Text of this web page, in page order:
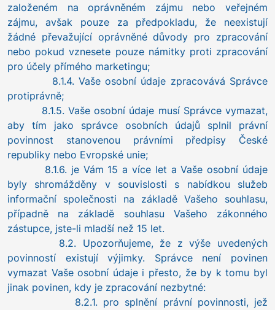
založeném na oprávněném zájmu nebo veřejném
zájmu, avšak pouze za předpokladu, že neexistují
žádné převažující oprávněné důvody pro zpracování
nebo pokud vznesete pouze námitky proti zpracování
pro účely přímého marketingu;
8.1.4. Vaše osobní údaje zpracovává Správce
protiprávně;
8.1.5. Vaše osobní údaje musí Správce vymazat,
aby tím jako správce osobních údajů splnil právní
povinnost stanovenou právními předpisy České
republiky nebo Evropské unie;
8.1.6. je Vám 15 a více let a Vaše osobní údaje
byly shromážděny v souvislosti s nabídkou služeb
informační společnosti na základě Vašeho souhlasu,
případně na základě souhlasu Vašeho zákonného
zástupce, jste-li mladší než 15 let.
8.2. Upozorňujeme, že z výše uvedených
povinností existují výjimky. Správce není povinen
vymazat Vaše osobní údaje i přesto, že by k tomu byl
jinak povinen, kdy je zpracování nezbytné:
8.2.1. pro splnění právní povinnosti, jež